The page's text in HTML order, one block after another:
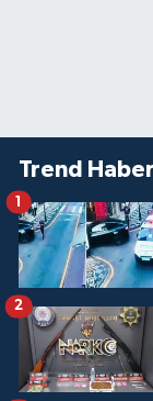
Trend
1
2